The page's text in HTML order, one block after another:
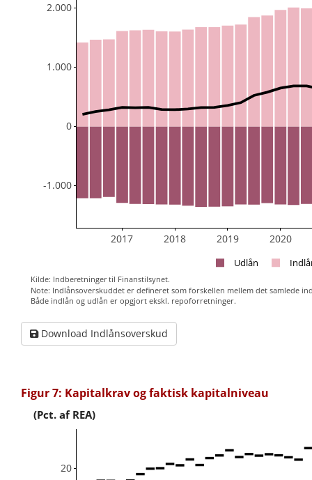
2017 2018 2019 2020
-1.000
0
1.000
2.000
Udlån
Kilde: Indberetninger til Finanstilsynet.
Note: Indlånsoverskuddet er defineret som forskellen mellem det samlede
Både indlån og udlån er opgjort ekskl. repoforretninger.
Download Indlånsoverskud
Figur 7: Kapitalkrav og faktisk kapitalniveau
20
(Pct. af REA)